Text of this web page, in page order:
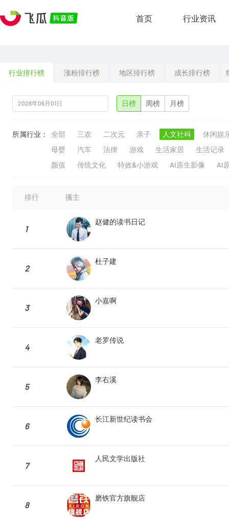
首页 行业资讯
行业排行榜 涨粉排行榜 地区排行榜 成长排行榜
日榜 周榜 月榜
所属行业： 全部 三农 二次元 亲子 人文社科
休闲娱
母婴
汽车 法律 游戏 生活家居
生活记录
颜值
传统文化 特效&小游戏 AI原生影像 AI
排行 播主
1
赵健的读书日记
2
杜子建
3
小嘉啊
4
老罗传说
5
李右溪
6
长江新世纪读书会
7
人民文学出版社
8
磨铁官方旗舰店